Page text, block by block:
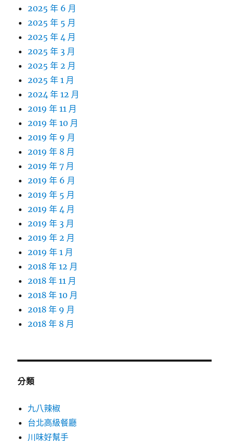
2025 年 6 月
2025 年 5 月
2025 年 4 月
2025 年 3 月
2025 年 2 月
2025 年 1 月
2024 年 12 月
2019 年 11 月
2019 年 10 月
2019 年 9 月
2019 年 8 月
2019 年 7 月
2019 年 6 月
2019 年 5 月
2019 年 4 月
2019 年 3 月
2019 年 2 月
2019 年 1 月
2018 年 12 月
2018 年 11 月
2018 年 10 月
2018 年 9 月
2018 年 8 月
分類
九八辣椒
台北高級餐廳
川味好幫手